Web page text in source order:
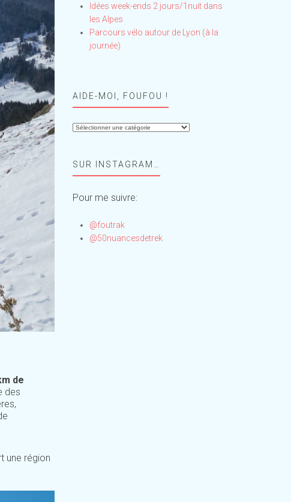
de
des
une région
Idées week-ends 2 jours/1nuit dans
les Alpes
Parcours vélo autour de Lyon (à la
journée)
AIDE-MOI, FOUFOU !
Aide-
!SUR INSTAGRAM…
Pour me suivre:
@foutrak
@50nuancesdetrek